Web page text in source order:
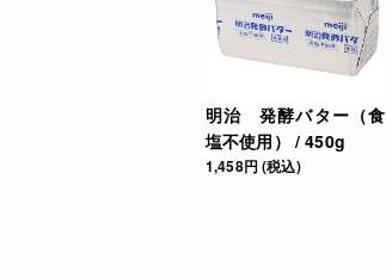
明治 発酵バター（食
塩不使用） / 450g
1,458円 (税込)